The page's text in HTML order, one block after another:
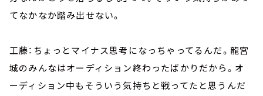
てなかなか踏み出せない。
工藤：ちょっとマイナス思考になっちゃってるんだ。龍宮
城のみんなはオーディション終わったばかりだから。オ
ーディション中もそういう気持ちと戦ってたと思うんだ